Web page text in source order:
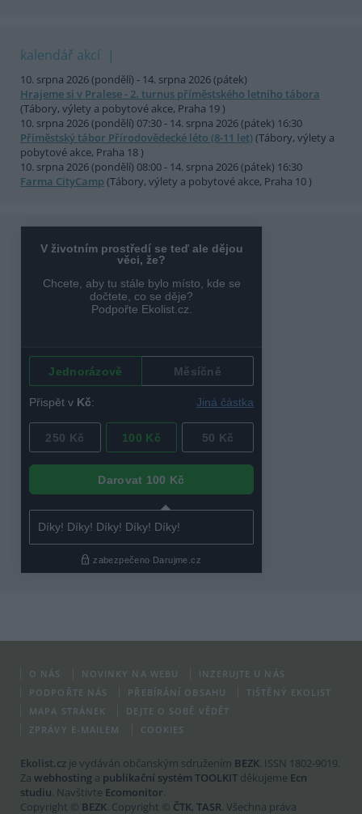
kalendář akcí
10. srpna 2026 (pondělí) - 14. srpna 2026 (pátek)
Hrajeme si v Pralese - 2. turnus příměstského letního tábora
(Tábory, výlety a pobytové akce, Praha 19 )
10. srpna 2026 (pondělí) 07:30 - 14. srpna 2026 (pátek) 16:30
Příměstský tábor Přírodovědecké léto (8-11 let)(Tábory, výlety a
pobytové akce, Praha 18 )
10. srpna 2026 (pondělí) 08:00 - 14. srpna 2026 (pátek) 16:30
Farma CityCamp (Tábory, výlety a pobytové akce, Praha 10 )
O NÁS NOVINKY NA WEBU
INZERUJTE U NÁS
PODPOŘTE NÁS
PŘEBÍRÁNÍ OBSAHU
TIŠTĚNÝ EKOLIST
MAPA STRÁNEK
DEJTE O SOBĚ VĚDĚT
ZPRÁVY E-MAILEM
COOKIES
Ekolist.cz je vydáván občanským sdružením BEZK. ISSN 1802-9019.
Za webhosting a publikační systém TOOLKIT děkujeme Ecn
studiu. Navštivte Ecomonitor.
Copyright © BEZK. Copyright © ČTK, TASR. Všechna práva